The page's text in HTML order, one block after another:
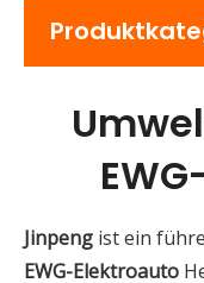
Jinpeng ist ein
EWG-Elektroauto